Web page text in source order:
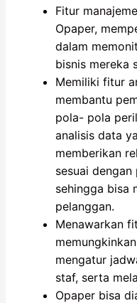
Fitur
Opaper,
dalam
bisnis mereka
Memiliki fitur
membantu
pola- pola
analisis data
memberikan
sesuai
sehingga bisa
pelanggan.
Menawarkan
mengatur
staf, serta
Opaper bisa